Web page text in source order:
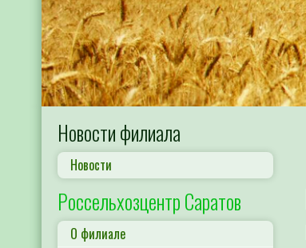
Новости филиала
Новости
Россельхозцентр Саратов
О филиале